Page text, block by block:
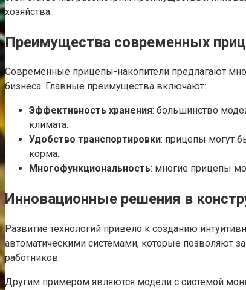
хозяйства.
Преимущества современных
Современные прицепы-накопители предлагают
бизнеса. Главные преимущества включают:
Эффективность хранения: большинство
климата.
Удобство транспортировки: прицепы могут
корма.
Многофункциональность: многие прицепы
Инновационные решения в
Развитие технологий привело к созданию
автоматическими системами, которые позволяют
работников.
Другим примером являются модели с системой